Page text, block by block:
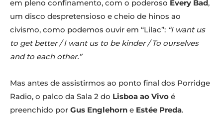
em pleno confinamento, com o poderoso Every Bad,
um disco despretensioso e cheio de hinos ao
civismo, como podemos ouvir em “Lilac”: “I want us
to get better / I want us to be kinder / To ourselves
and to each other.”
Mas antes de assistirmos ao ponto final dos Porridge
Radio, o palco da Sala 2 do Lisboa ao Vivo é
preenchido por Gus Englehorn e Estée Preda.